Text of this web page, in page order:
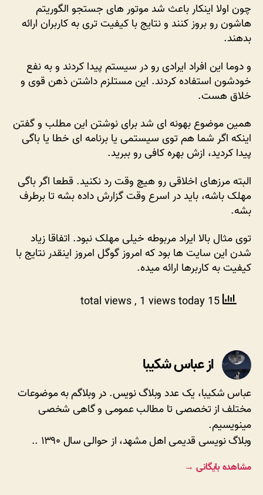
چون اولا اینکار باعث شد موتور های جستجو الگوریتم
هاشون رو بروز کنند و نتایج با کیفیت تری به کاربران ارائه
بدهند.
و دوما این افراد ایرادی رو در سیستم پیدا کردند و به نفع
خودشون استفاده کردند. این مستلزم داشتن ذهن قوی و
خلاق هست.
همین موضوع بهونه ای شد برای نوشتن این مطلب و گفتن
اینکه اگر شما هم توی سیستمی یا برنامه ای خطا یا باگی
پیدا کردید، ازش بهره کافی رو ببرید.
البته مرزهای اخلاقی رو هیچ وقت رد نکنید. قطعا اگر باگی
مهلک باشه، باید در اسرع وقت گزارش داده بشه تا برطرف
بشه.
توی مثال بالا ایراد مربوطه خیلی مهلک نبود. اتفاقا زیاد
شدن این سایت ها بود که امروز گوگل امروز اینقدر نتایج با
کیفیت به کاربرها ارائه میده.
, 1 views today
از عباس شکیبا
عباس شکیبا، یک عدد وبلاگ نویس. در وبلاگم به موضوعات
مختلف از تخصصی تا مطالب عمومی و گاهی شخصی
مینویسیم.
وبلاگ نویسی قدیمی اهل مشهد، از حوالی سال ۱۳۹۰ ..
مشاهده بایگانی →